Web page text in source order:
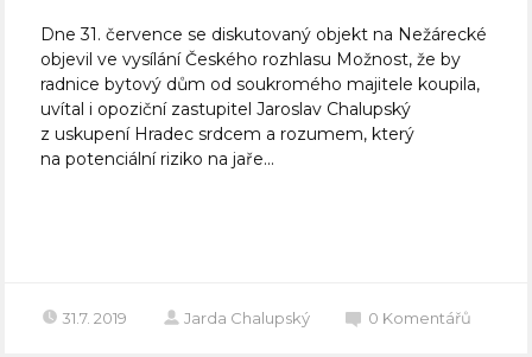
Dne 31. července se diskutovaný objekt na Nežárecké
objevil ve vysílání Českého rozhlasu Možnost, že by
radnice bytový dům od soukromého majitele koupila,
uvítal i opoziční zastupitel Jaroslav Chalupský
z uskupení Hradec srdcem a rozumem, který
na potenciální riziko na jaře...
31.7. 2019 Jarda Chalupský 0 Komentářů